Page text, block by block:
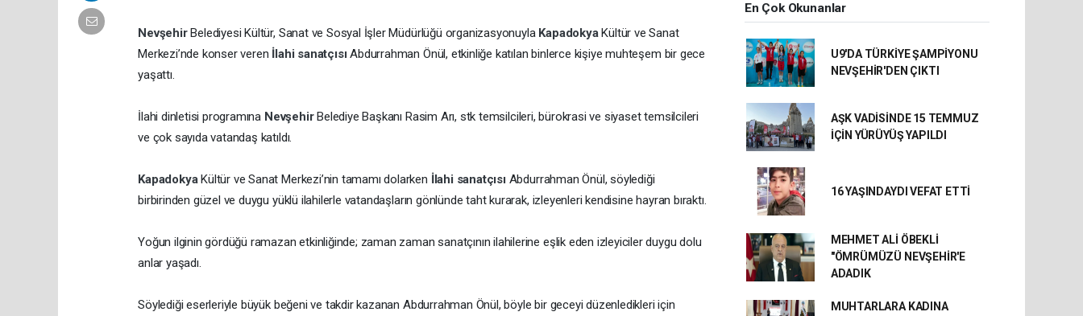
Nevşehir Belediyesi Kültür, Sanat ve Sosyal İşler Müdürlüğü organizasyonuyla Kapadokya Kültür ve Sanat
Merkezi’nde konser veren İlahi sanatçısıAbdurrahman Önül, etkinliğe katılan binlerce kişiye muhteşem bir gece
yaşattı.
İlahi dinletisi programına Nevşehir Belediye Başkanı Rasim Arı, stk temsilcileri, bürokrasi ve siyaset temsilcileri
ve çok sayıda vatandaş katıldı.
Kapadokya Kültür ve Sanat Merkezi’nin tamamı dolarken İlahi sanatçısı Abdurrahman Önül, söylediği
birbirinden güzel ve duygu yüklü ilahilerle vatandaşların gönlünde taht kurarak, izleyenleri kendisine hayran bıraktı.
Yoğun ilginin gördüğü ramazan etkinliğinde; zaman zaman sanatçının ilahilerine eşlik eden izleyiciler duygu dolu
anlar yaşadı.
Söylediği eserleriyle büyük beğeni ve takdir kazanan Abdurrahman Önül, böyle bir geceyi düzenledikleri için
En Çok Okunanlar
U9'DA TÜRKİYE ŞAMPİYONU
NEVŞEHİR'DEN ÇIKTI
AŞK VADİSİNDE 15 TEMMUZ
İÇİN YÜRÜYÜŞ YAPILDI
16 YAŞINDAYDI VEFAT ETTİ
MEHMET ALİ ÖBEKLİ
"ÖMRÜMÜZÜ NEVŞEHİR'E
ADADIK
MUHTARLARA KADINA